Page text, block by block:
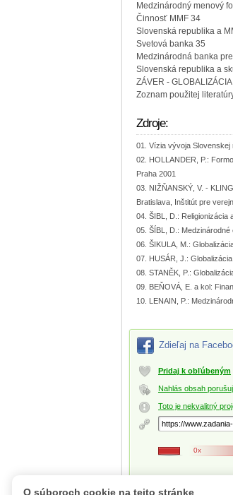
Medzinárodný menový
Činnosť MMF 34
Slovenská republika a
Svetová banka 35
Medzinárodná banka
Slovenská republika a
ZÁVER -
Zoznam použitej
Zdroje:
Vízia vývoja Slovenskej
HOLLANDER, P.:
Praha 2001
NIŽŇANSKÝ, V. -
Bratislava, Inštitút pre
ŠIBL, D.: Religionizácia
ŠÍBL, D.:
ŠIKULA, M.:
HUSÁR, J.:
STANĚK, P.:
BEŇOVÁ, E. a kol:
LENAIN, P.:
Zdieľaj na
Pridaj k obľúbeným
Nahlás obsah
Toto je nekvalitný
0x
O súboroch cookie na tejto stránke